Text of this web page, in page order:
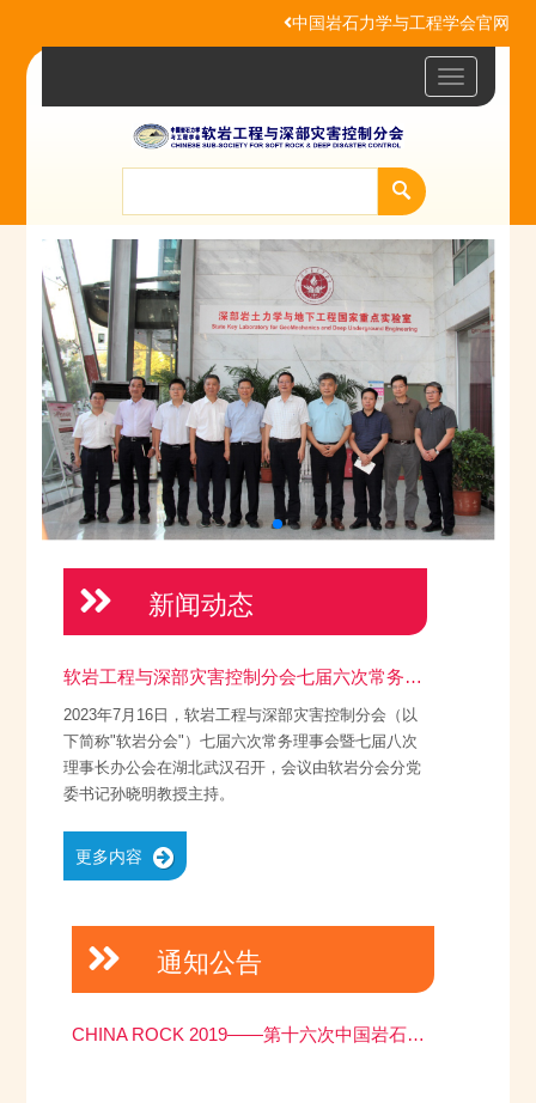
中国岩石力学与工程学会官网
Toggle
新闻动态
软岩工程与深部灾害控制分会七届六次常务理事会暨七届八次理事长办公会在武汉召开
2023年7月16日，软岩工程与深部灾害控制分会（以
下简称"软岩分会"）七届六次常务理事会暨七届八次
理事长办公会在湖北武汉召开，会议由软岩分会分党
委书记孙晓明教授主持。
更多内容
通知公告
CHINA ROCK 2019——第十六次中国岩石力学与工程学术年会（一号通知）